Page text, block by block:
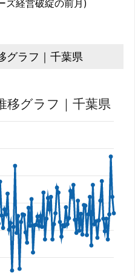
ズ経営破綻の前月)
グラフ｜千葉県